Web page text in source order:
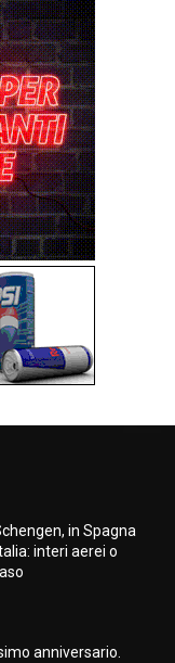
in Spagna
interi aerei o
anniversario.